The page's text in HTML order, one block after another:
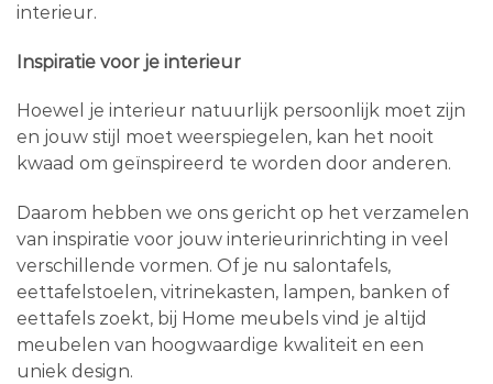
interieur.
Inspiratie voor je interieur
Hoewel je interieur natuurlijk persoonlijk moet zijn
en jouw stijl moet weerspiegelen, kan het nooit
kwaad om geïnspireerd te worden door anderen.
Daarom hebben we ons gericht op het verzamelen
van inspiratie voor jouw interieurinrichting in veel
verschillende vormen. Of je nu salontafels,
eettafelstoelen, vitrinekasten, lampen, banken of
eettafels zoekt, bij Home meubels vind je altijd
meubelen van hoogwaardige kwaliteit en een
uniek design.